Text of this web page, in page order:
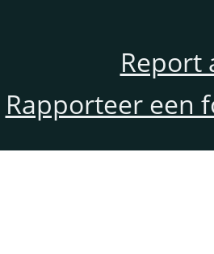
Report
Rapporteer een